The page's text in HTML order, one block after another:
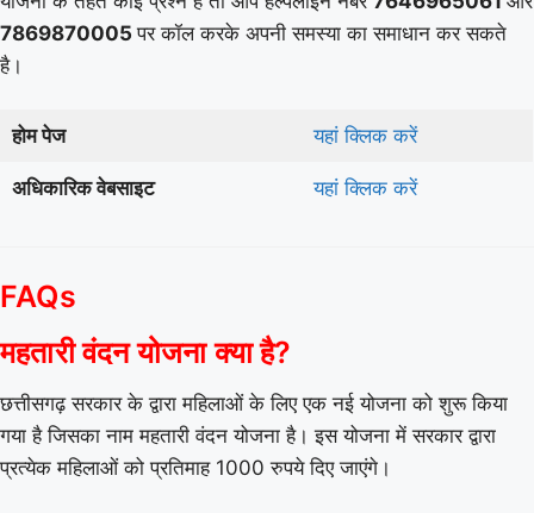
7869870005पर कॉल करके अपनी समस्या का समाधान कर सकते
है।
होम पेज यहां क्लिक करें
अधिकारिक वेबसाइट यहां क्लिक करें
FAQs
महतारी वंदन योजना क्या है?
छत्तीसगढ़ सरकार के द्वारा महिलाओं के लिए एक नई योजना को शुरू किया
गया है जिसका नाम महतारी वंदन योजना है। इस योजना में सरकार द्वारा
प्रत्येक महिलाओं को प्रतिमाह 1000 रुपये दिए जाएंगे।